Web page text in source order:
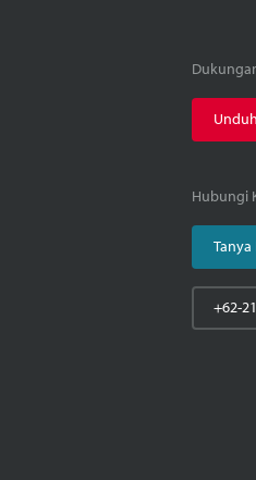
Hubungi
Tanya
+62-